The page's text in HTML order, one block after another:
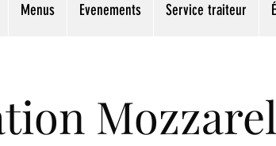
Menus Evenements Service traiteur